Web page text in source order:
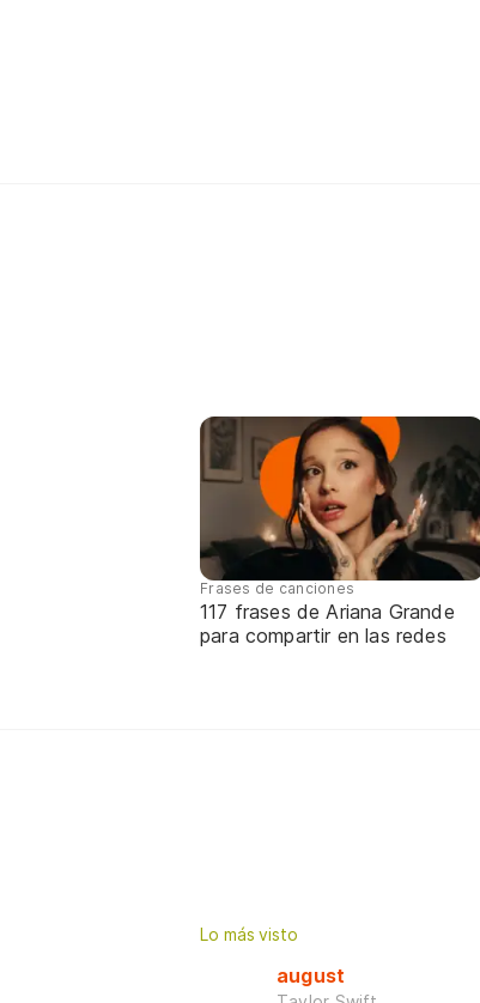
Frases de canciones
117 frases de Ariana Grande
para compartir en las redes
Lo más visto
august